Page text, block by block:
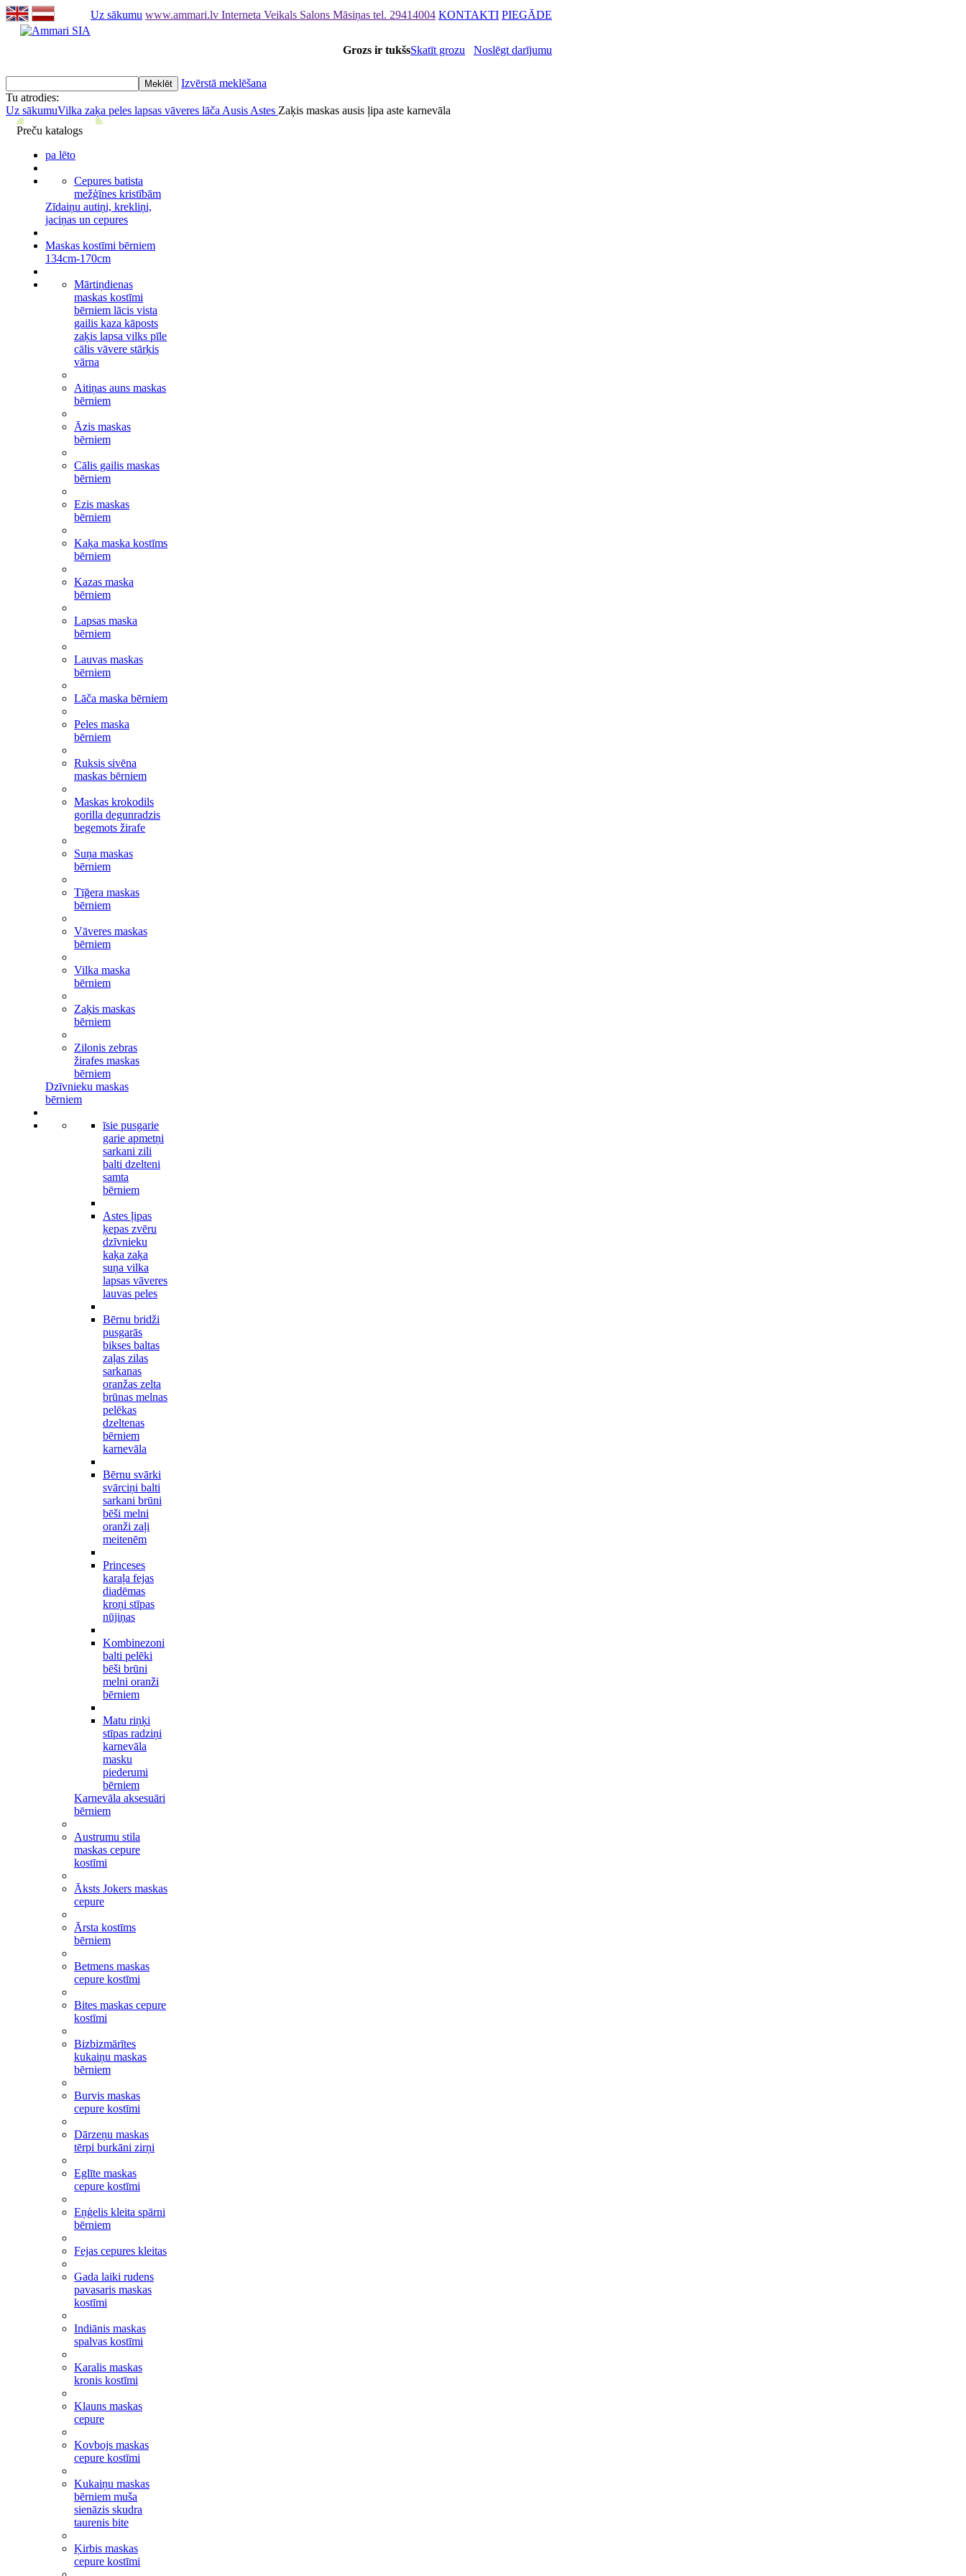
Uz sākumu www.ammari.lv Interneta Veikals Salons Māsiņas tel. 29414004 KONTAKTI PIEGĀDE
Grozs ir tukšsSkatīt grozu Noslēgt darījumu
Izvērstā meklēšana
Tu atrodies:
Uz sākumuVilka zaķa peles lapsas vāveres lāča Ausis Astes Zaķis maskas ausis ļipa aste karnevāla
Preču katalogs
pa lēto
Cepures batista
mežģīnes kristībām
Zīdaiņu autiņi, krekliņi,
jaciņas un cepures
Maskas kostīmi bērniem
134cm-170cm
Mārtiņdienas
maskas kostīmi
bērniem lācis vista
gailis kaza kāposts
zaķis lapsa vilks pīle
cālis vāvere stārķis
vārna
Aitiņas auns maskas
bērniem
Āzis maskas
bērniem
Cālis gailis maskas
bērniem
Ezis maskas
bērniem
Kaķa maska kostīms
bērniem
Kazas maska
bērniem
Lapsas maska
bērniem
Lauvas maskas
bērniem
Lāča maska bērniem
Peles maska
bērniem
Ruksis sivēna
maskas bērniem
Maskas krokodils
gorilla degunradzis
begemots žirafe
Suņa maskas
bērniem
Tīğera maskas
bērniem
Vāveres maskas
bērniem
Vilka maska
bērniem
Zaķis maskas
bērniem
Zilonis zebras
žirafes maskas
bērniem
Dzīvnieku maskas
bērniem
īsie pusgarie
garie apmetņi
sarkani zili
balti dzelteni
samta
bērniem
Astes ļipas
ķepas zvēru
dzīvnieku
kaķa zaķa
suņa vilka
lapsas vāveres
lauvas peles
Bērnu bridži
pusgarās
bikses baltas
zaļas zilas
sarkanas
oranžas zelta
brūnas melnas
pelēkas
dzeltenas
bērniem
karnevāla
Bērnu svārki
svārciņi balti
sarkani brūni
bēši melni
oranži zaļi
meitenēm
Princeses
karaļa fejas
diadēmas
kroņi stīpas
nūjiņas
Kombinezoni
balti pelēki
bēši brūni
melni oranži
bērniem
Matu riņķi
stīpas radziņi
karnevāla
masku
piederumi
bērniem
Karnevāla aksesuāri
bērniem
Austrumu stila
maskas cepure
kostīmi
Āksts Jokers maskas
cepure
Ārsta kostīms
bērniem
Betmens maskas
cepure kostīmi
Bites maskas cepure
kostīmi
Bizbizmārītes
kukaiņu maskas
bērniem
Burvis maskas
cepure kostīmi
Dārzeņu maskas
tērpi burkāni zirņi
Eglīte maskas
cepure kostīmi
Eņģelis kleita spārni
bērniem
Fejas cepures kleitas
Gada laiki rudens
pavasaris maskas
kostīmi
Indiānis maskas
spalvas kostīmi
Karalis maskas
kronis kostīmi
Klauns maskas
cepure
Kovbojs maskas
cepure kostīmi
Kukaiņu maskas
bērniem muša
sienāzis skudra
taurenis bite
Ķirbis maskas
cepure kostīmi